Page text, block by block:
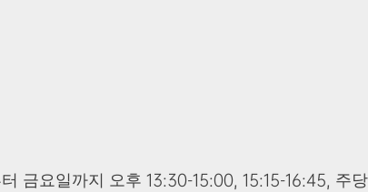
금요일까지 오후 13:30-15:00, 15:15-16:45, 주